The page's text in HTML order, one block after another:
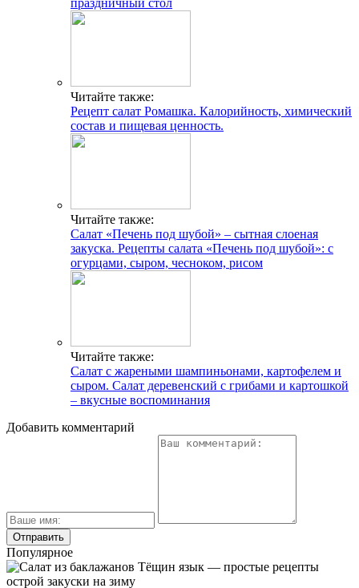
праздничный стол
Читайте также:
Рецепт салат Ромашка. Калорийность, химический
состав и пищевая ценность.
Читайте также:
Салат «Печень под шубой» – сытная слоеная
закуска. Рецепты салата «Печень под шубой»: с
огурцами, сыром, чесноком, рисом
Читайте также:
Салат с жареными шампиньонами, картофелем и
сыром. Салат деревенский с грибами и картошкой
– вкусные воспоминания
Добавить комментарий
Популярное